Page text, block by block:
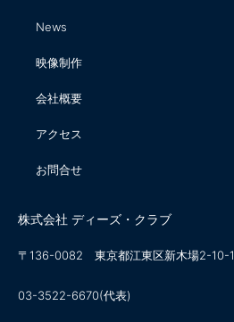
News
映像制作
会社概要
アクセス
お問合せ
株式会社 ディーズ・クラブ
〒136-0082 東京都江東区新木場2-10-1
03-3522-6670(代表)